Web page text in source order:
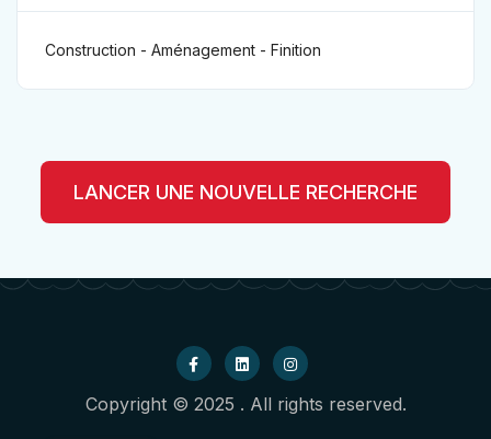
Construction - Aménagement - Finition
LANCER UNE NOUVELLE RECHERCHE
Copyright © 2025 . All rights reserved.